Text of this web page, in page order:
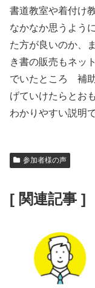
書道教室や着付け
なかなか思うよう
た方が良いのか、
き書の販売もネッ
でいたところ 補
げていけたらとお
わかりやすい説明
参加者様の声
[ 関連記事 ]